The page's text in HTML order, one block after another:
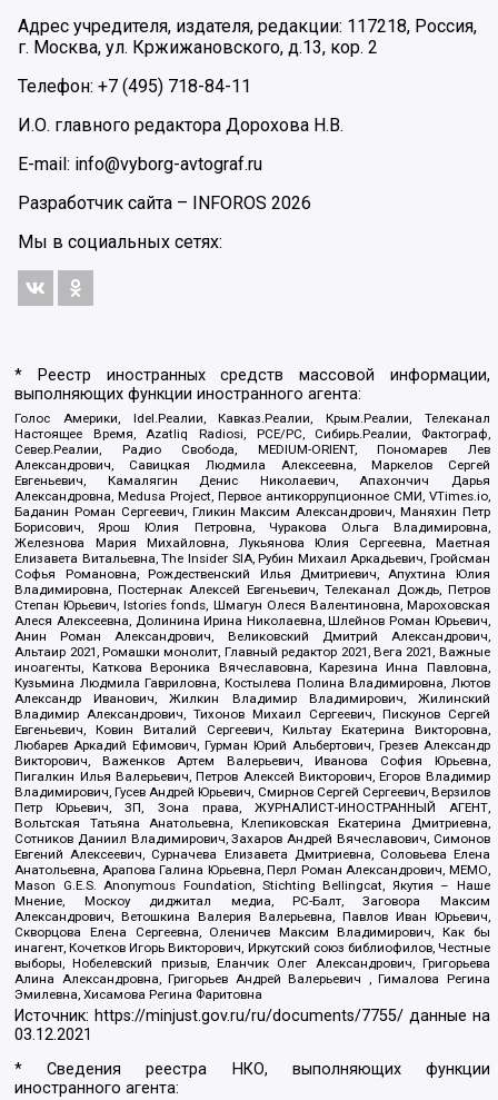
Адрес учредителя, издателя, редакции: 117218, Россия,
г. Москва, ул. Кржижановского, д.13, кор. 2
Телефон: +7 (495) 718-84-11
И.О. главного редактора Дорохова Н.В.
E-mail: info@vyborg-avtograf.ru
Разработчик сайта –
INFOROS 2026
Мы в социальных сетях:
* Реестр иностранных средств массовой информации,
выполняющих функции иностранного агента:
Голос Америки, Idel.Реалии, Кавказ.Реалии, Крым.Реалии, Телеканал
Настоящее Время, Azatliq Radiosi, PCE/PC, Сибирь.Реалии, Фактограф,
Север.Реалии, Радио Свобода, MEDIUM-ORIENT, Пономарев Лев
Александрович, Савицкая Людмила Алексеевна, Маркелов Сергей
Евгеньевич, Камалягин Денис Николаевич, Апахончич Дарья
Александровна, Medusa Project, Первое антикоррупционное СМИ, VTimes.io,
Баданин Роман Сергеевич, Гликин Максим Александрович, Маняхин Петр
Борисович, Ярош Юлия Петровна, Чуракова Ольга Владимировна,
Железнова Мария Михайловна, Лукьянова Юлия Сергеевна, Маетная
Елизавета Витальевна, The Insider SIA, Рубин Михаил Аркадьевич, Гройсман
Софья Романовна, Рождественский Илья Дмитриевич, Апухтина Юлия
Владимировна, Постернак Алексей Евгеньевич, Телеканал Дождь, Петров
Степан Юрьевич, Istories fonds, Шмагун Олеся Валентиновна, Мароховская
Алеся Алексеевна, Долинина Ирина Николаевна, Шлейнов Роман Юрьевич,
Анин Роман Александрович, Великовский Дмитрий Александрович,
Альтаир 2021, Ромашки монолит, Главный редактор 2021, Вега 2021, Важные
иноагенты, Каткова Вероника Вячеславовна, Карезина Инна Павловна,
Кузьмина Людмила Гавриловна, Костылева Полина Владимировна, Лютов
Александр Иванович, Жилкин Владимир Владимирович, Жилинский
Владимир Александрович, Тихонов Михаил Сергеевич, Пискунов Сергей
Евгеньевич, Ковин Виталий Сергеевич, Кильтау Екатерина Викторовна,
Любарев Аркадий Ефимович, Гурман Юрий Альбертович, Грезев Александр
Викторович, Важенков Артем Валерьевич, Иванова София Юрьевна,
Пигалкин Илья Валерьевич, Петров Алексей Викторович, Егоров Владимир
Владимирович, Гусев Андрей Юрьевич, Смирнов Сергей Сергеевич, Верзилов
Петр Юрьевич, ЗП, Зона права, ЖУРНАЛИСТ-ИНОСТРАННЫЙ АГЕНТ,
Вольтская Татьяна Анатольевна, Клепиковская Екатерина Дмитриевна,
Сотников Даниил Владимирович, Захаров Андрей Вячеславович, Симонов
Евгений Алексеевич, Сурначева Елизавета Дмитриевна, Соловьева Елена
Анатольевна, Арапова Галина Юрьевна, Перл Роман Александрович, МЕМО,
Mason G.E.S. Anonymous Foundation, Stichting Bellingcat, Якутия – Наше
Мнение, Москоу диджитал медиа, РС-Балт, Заговора Максим
Александрович, Ветошкина Валерия Валерьевна, Павлов Иван Юрьевич,
Скворцова Елена Сергеевна, Оленичев Максим Владимирович, Как бы
инагент, Кочетков Игорь Викторович, Иркутский союз библиофилов, Честные
выборы, Нобелевский призыв, Еланчик Олег Александрович, Григорьева
Алина Александровна, Григорьев Андрей Валерьевич , Гималова Регина
Эмилевна, Хисамова Регина Фаритовна
Источник: https://minjust.gov.ru/ru/documents/7755/ данные на
03.12.2021
* Сведения реестра НКО, выполняющих функции
иностранного агента: